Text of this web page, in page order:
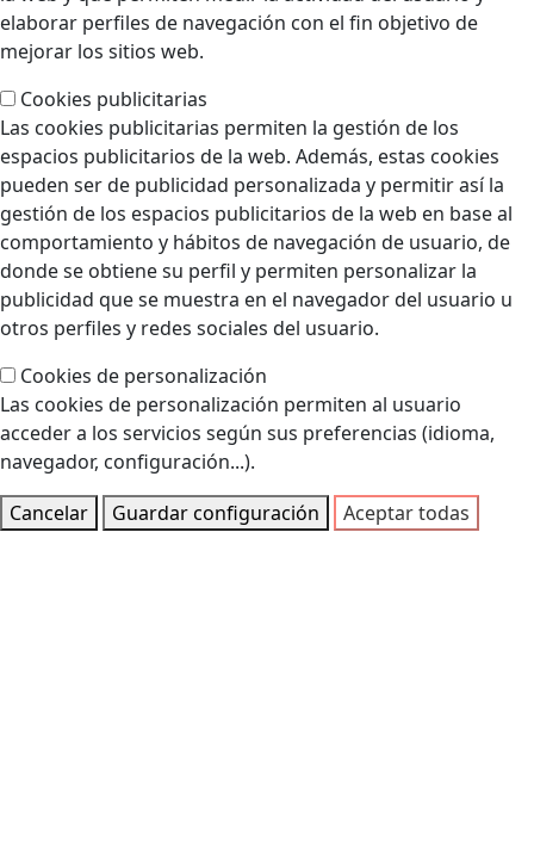
elaborar perfiles de navegación con el fin objetivo de
mejorar los sitios web.
Cookies publicitarias
Las cookies publicitarias permiten la gestión de los
espacios publicitarios de la web. Además, estas cookies
pueden ser de publicidad personalizada y permitir así la
gestión de los espacios publicitarios de la web en base al
comportamiento y hábitos de navegación de usuario, de
donde se obtiene su perfil y permiten personalizar la
publicidad que se muestra en el navegador del usuario u
otros perfiles y redes sociales del usuario.
Cookies de personalización
Las cookies de personalización permiten al usuario
acceder a los servicios según sus preferencias (idioma,
navegador, configuración...).
Cancelar
Guardar configuración Aceptar todas